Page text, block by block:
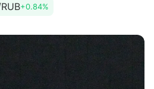
ЦБ
+0.84%